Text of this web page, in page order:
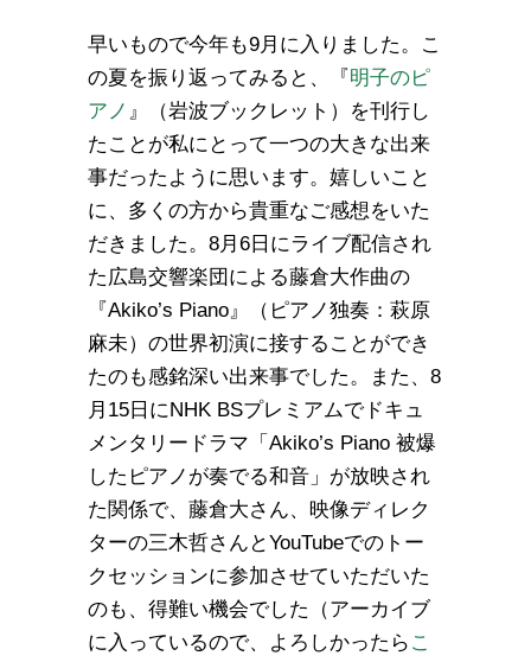
早いもので今年も9月に入りました。こ
の夏を振り返ってみると、『明子のピ
アノ 』（岩波ブックレット）を刊行し
たことが私にとって一つの大きな出来
事だったように思います。嬉しいこと
に、多くの方から貴重なご感想をいた
だきました。8月6日にライブ配信され
た広島交響楽団による藤倉大作曲の
『Akiko’s Piano』（ピアノ独奏：萩原
麻未）の世界初演に接することができ
たのも感銘深い出来事でした。また、8
月15日にNHK BSプレミアムでドキュ
メンタリードラマ「Akiko’s Piano 被爆
したピアノが奏でる和音」が放映され
た関係で、藤倉大さん、映像ディレク
ターの三木哲さんとYouTubeでのトー
クセッションに参加させていただいた
のも、得難い機会でした（アーカイブ
に入っているので、よろしかったら こ